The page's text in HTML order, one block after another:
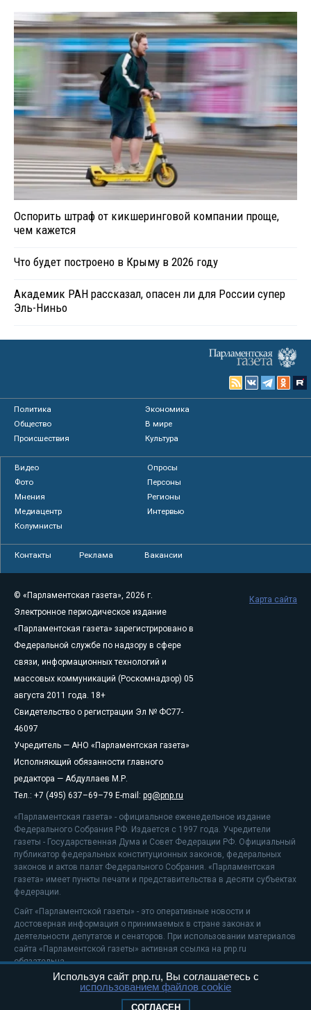
Оспорить штраф от кикшеринговой компании проще,
чем кажется
Что будет построено в Крыму в 2026 году
Академик РАН рассказал, опасен ли для России супер
Эль-Ниньо
Политика
Экономика
Общество
В мире
Происшествия
Культура
Видео
Опросы
Фото
Персоны
Мнения
Регионы
Медиацентр
Интервью
Колумнисты
Контакты Реклама Вакансии
© «Парламентская газета», 2026 г.
Электронное периодическое издание
«Парламентская газета» зарегистрировано в
Федеральной службе по надзору в сфере
связи, информационных технологий и
массовых коммуникаций (Роскомнадзор) 05
августа 2011 года. 18+
Свидетельство о регистрации Эл № ФС77-
46097
Учредитель — АНО «Парламентская газета»
Исполняющий обязанности главного
редактора — Абдуллаев М.Р.
Тел.: +7 (495) 637–69–79 E-mail: pg@pnp.ru
«Парламентская газета» - официальное еженедельное издание
Федерального Собрания РФ. Издается с 1997 года. Учредители
газеты - Государственная Дума и Совет Федерации РФ. Официальный
публикатор федеральных конституционных законов, федеральных
законов и актов палат Федерального Собрания. «Парламентская
газета» имеет пункты печати и представительства в десяти субъектах
федерации.
Сайт «Парламентской газеты» - это оперативные новости и
достоверная информация о принимаемых в стране законах и
деятельности депутатов и сенаторов. При использовании материалов
сайта «Парламентской газеты» активная ссылка на pnp.ru
обязательна.
На информационном ресурсе применяютсярекомендательные
Положение о защите персональных данных
Карта сайта
Используя сайт pnp.ru, Вы соглашаетесь с
использованием файлов cookie
СОГЛАСЕН